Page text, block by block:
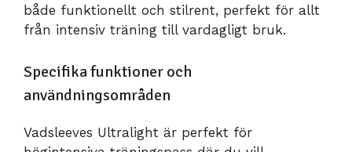
både funktionellt och stilrent, perfekt för allt
från intensiv träning till vardagligt bruk.
Specifika funktioner och
användningsområden
Vadsleeves Ultralight är perfekt för